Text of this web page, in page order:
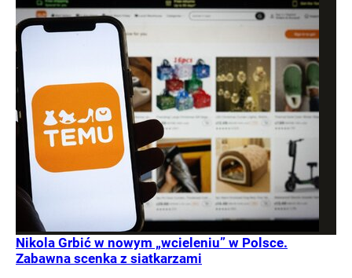
Nikola Grbić w nowym „wcieleniu” w Polsce.
Zabawna scenka z siatkarzami